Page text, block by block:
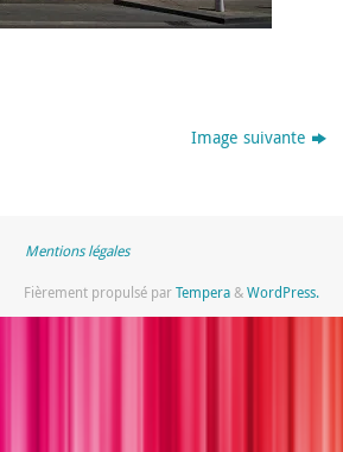
Image suivante
Mentions légales
Fièrement propulsé parTempera&WordPress.